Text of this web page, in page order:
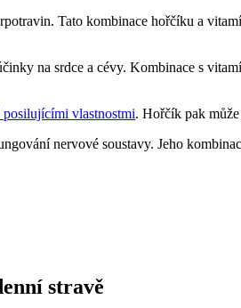
Tato kombinace hořčíku a
na srdce a cévy. Kombinace s
vlastnostmi. Hořčík pak
nervové soustavy. Jeho
stravě